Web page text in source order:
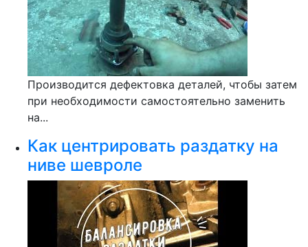
Производится дефектовка деталей, чтобы затем
при необходимости самостоятельно заменить
на...
Как центрировать раздатку на
ниве шевроле